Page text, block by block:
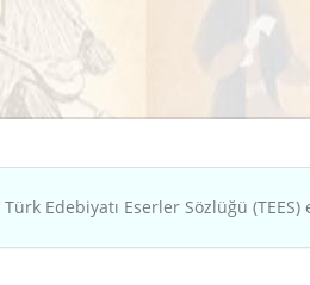
Edebiyatı Eserler Sözlüğü (TEES)